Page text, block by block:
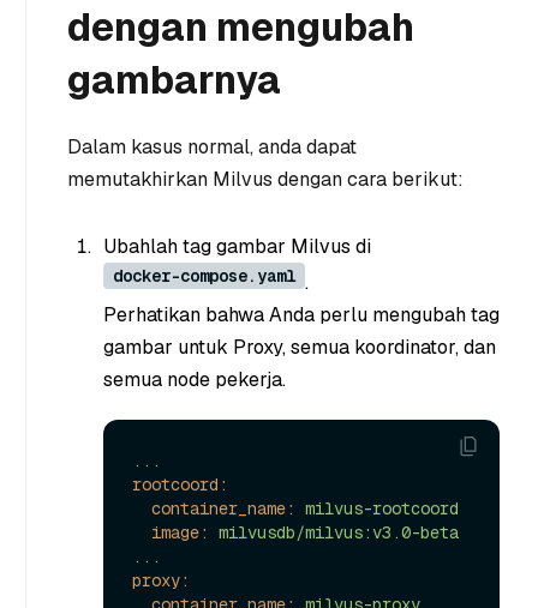
dengan mengubah
gambarnya
Dalam kasus normal, anda dapat
memutakhirkan Milvus dengan cara berikut:
Ubahlah tag gambar Milvus di
docker-compose.yaml .
Perhatikan bahwa Anda perlu mengubah tag
gambar untuk Proxy, semua koordinator, dan
semua node pekerja.
...
rootcoord:
container_name:
milvus-rootcoord
image:
milvusdb/milvus:v3.0-beta
...
proxy: